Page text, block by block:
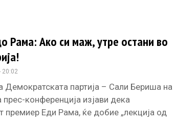
Рама: Ако си маж, утре остани во
20:02
Демократската партија – Сали Бериша на
конференција изјави дека
премиер Еди Рама, ќе добие „лекција од